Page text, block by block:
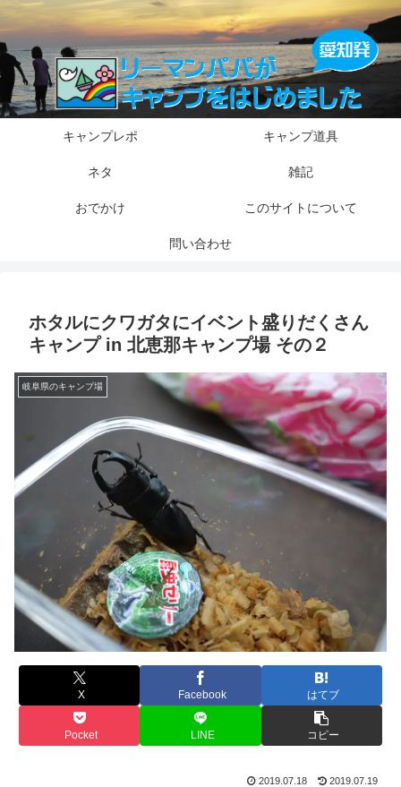
キャンプレポ キャンプ道具
ネタ 雑記
おでかけ このサイトについて
問い合わせ
ホタルにクワガタにイベント盛りだくさん
キャンプ in 北恵那キャンプ場 その２
岐阜県のキャンプ場
X Facebook はてブ
Pocket LINE コピー
2019.07.18 2019.07.19